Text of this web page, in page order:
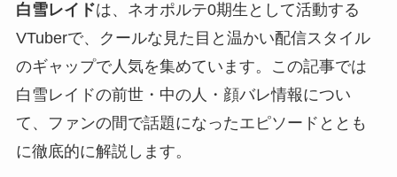
白雪レイドは、ネオポルテ0期生として活動する
VTuberで、クールな見た目と温かい配信スタイル
のギャップで人気を集めています。この記事では
白雪レイドの前世・中の人・顔バレ情報につい
て、ファンの間で話題になったエピソードととも
に徹底的に解説します。